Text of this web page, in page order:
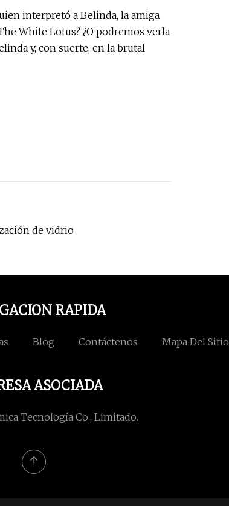
interpretó a Belinda, la amiga
White Lotus? ¿O podremos verla
y, con suerte, en la brutal
de vidrio
RAPIDA
Blog Contáctenos Mapa Del Sitio
ASOCIADA
Tecnología Co., Limitado.